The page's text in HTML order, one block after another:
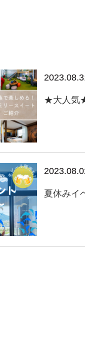
★大人気★
夏休みイ